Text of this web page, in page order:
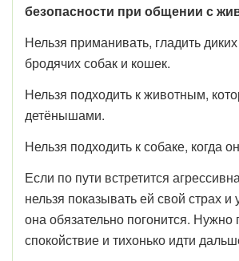
безопасности при общении с
Нельзя приманивать, гладить
бродячих собак и кошек.
Нельзя подходить к животным,
детёнышами.
Нельзя подходить к собаке, когда
Если по пути встретится
нельзя показывать ей свой страх и
она обязательно погонится. Нужно
спокойствие и тихонько идти